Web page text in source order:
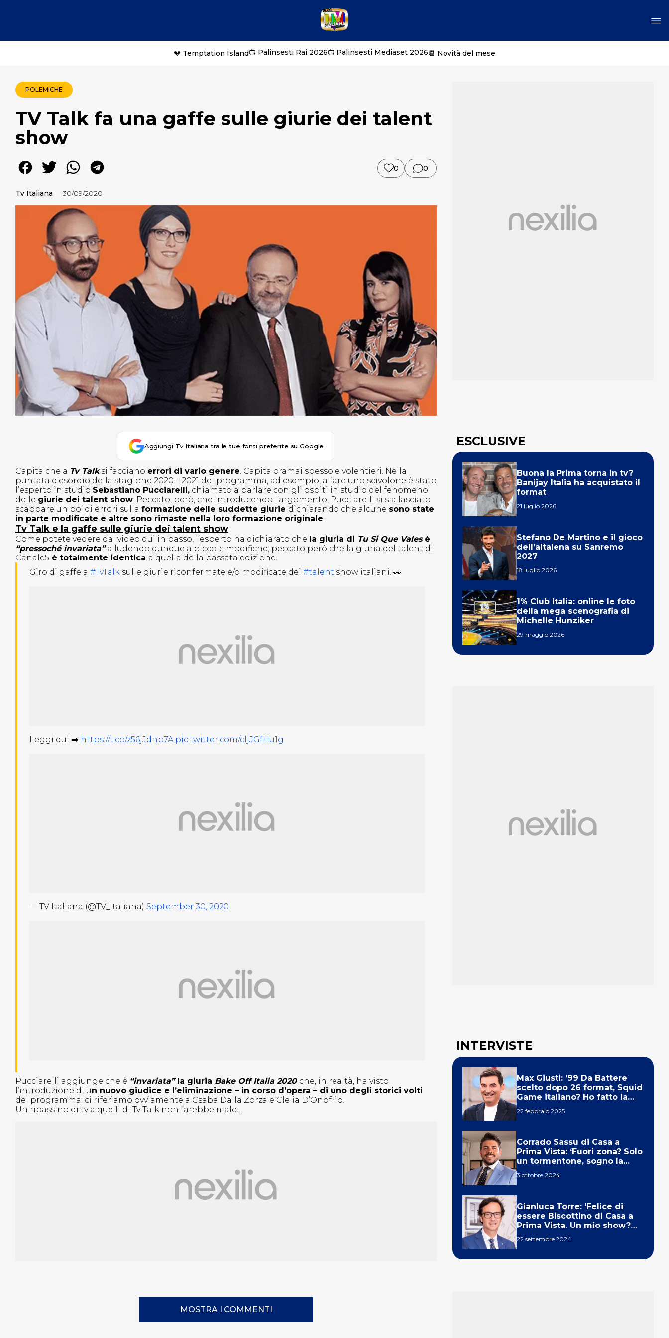
💔 Temptation Island📺 Palinsesti Rai 2026📺 Palinsesti Mediaset 2026📆 Novità del mese
POLEMICHE
TV Talk fa una gaffe sulle giurie dei talent
show
0 0
Tv Italiana 30/09/2020
Aggiungi Tv Italiana tra le tue fonti preferite su Google
Capita che a Tv Talksi facciano errori di vario genere. Capita oramai spesso e volentieri. Nella
puntata d’esordio della stagione 2020 – 2021 del programma, ad esempio, a fare uno scivolone è stato
l’esperto in studio Sebastiano Pucciarelli, chiamato a parlare con gli ospiti in studio del fenomeno
delle giurie dei talent show. Peccato, però, che introducendo l’argomento, Pucciarelli si sia lasciato
scappare un po’ di errori sulla formazione delle suddette giurie dichiarando che alcune sono state
in parte modificate e altre sono rimaste nella loro formazione originale.
Tv Talk e la gaffe sulle giurie dei talent show
Come potete vedere dal video qui in basso, l’esperto ha dichiarato che la giuria di Tu Si Que Valesè
“pressoché invariata”alludendo dunque a piccole modifiche; peccato però che la giuria del talent di
Canale5 è totalmente identica a quella della passata edizione.
Giro di gaffe a #TvTalk sulle giurie riconfermate e/o modificate dei #talent show italiani. 👀
Leggi qui ➡️ https://t.co/z56jJdnp7A pic.twitter.com/cljJGfHu1g
— TV Italiana (@TV_Italiana) September 30, 2020
Pucciarelli aggiunge che è “invariata”la giuria Bake Off Italia 2020 che, in realtà, ha visto
l’introduzione di un nuovo giudice e l’eliminazione – in corso d’opera – di uno degli storici volti
del programma; ci riferiamo ovviamente a Csaba Dalla Zorza e Clelia D’Onofrio.
Un ripassino di tv a quelli di Tv Talk non farebbe male…
MOSTRA I COMMENTI
ESCLUSIVE
Buona la Prima torna in tv?
Banijay Italia ha acquistato il
format
21 luglio 2026
Stefano De Martino e il gioco
dell’altalena su Sanremo
2027
18 luglio 2026
1% Club Italia: online le foto
della mega scenografia di
Michelle Hunziker
29 maggio 2026
INTERVISTE
Max Giusti: ’99 Da Battere
scelto dopo 26 format, Squid
Game italiano? Ho fatto la
22 febbraio 2025
Corrado Sassu di Casa a
Prima Vista: ‘Fuori zona? Solo
un tormentone, sogno la
3 ottobre 2024
Gianluca Torre: ‘Felice di
essere Biscottino di Casa a
Prima Vista. Un mio show?
22 settembre 2024